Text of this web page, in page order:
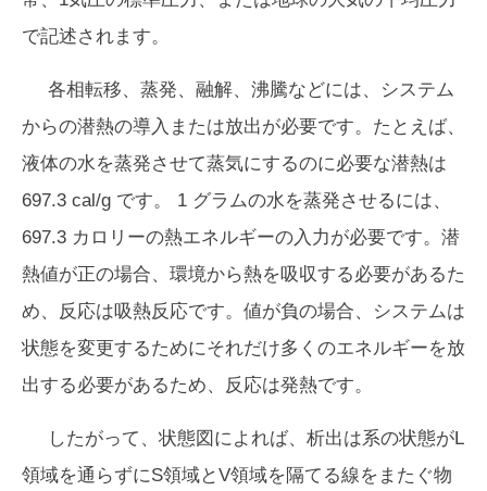
で記述されます。
各相転移、蒸発、融解、沸騰などには、システム
からの潜熱の導入または放出が必要です。たとえば、
液体の水を蒸発させて蒸気にするのに必要な潜熱は
697.3 cal/g です。 1 グラムの水を蒸発させるには、
697.3 カロリーの熱エネルギーの入力が必要です。潜
熱値が正の場合、環境から熱を吸収する必要があるた
め、反応は吸熱反応です。値が負の場合、システムは
状態を変更するためにそれだけ多くのエネルギーを放
出する必要があるため、反応は発熱です。
したがって、状態図によれば、析出は系の状態がL
領域を通らずにS領域とV領域を隔てる線をまたぐ物